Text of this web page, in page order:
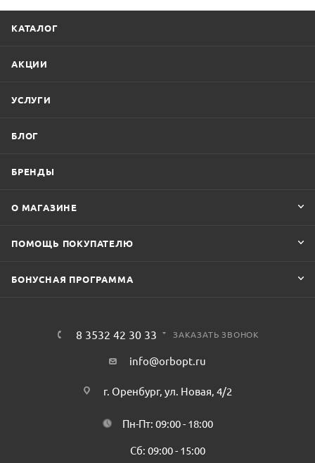
КАТАЛОГ
АКЦИИ
УСЛУГИ
БЛОГ
БРЕНДЫ
О МАГАЗИНЕ
ПОМОЩЬ ПОКУПАТЕЛЮ
БОНУСНАЯ ПРОГРАММА
8 3532 42 30 33 ЗАКАЗАТЬ ЗВОНОК
info@orbopt.ru
г. Оренбург, ул. Новая, 4/2
Пн-Пт: 09:00 - 18:00
Сб: 09:00 - 15:00